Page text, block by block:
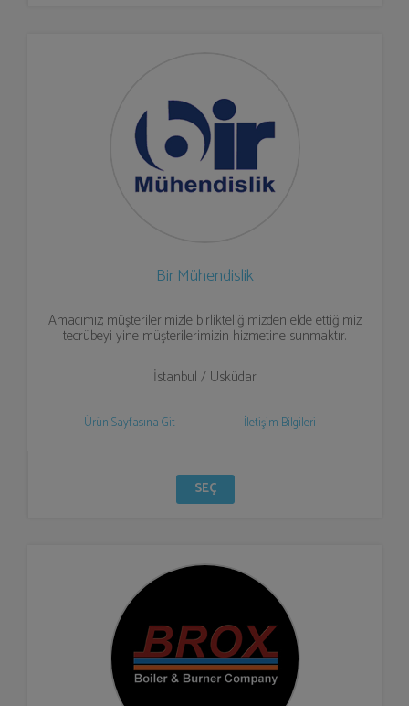
Bir Mühendislik
Amacımız; müşterilerimizle birlikteliğimizden elde ettiğimiz
tecrübeyi yine müşterilerimizin hizmetine sunmaktır.
İstanbul / Üsküdar
Ürün Sayfasına Git İletişim Bilgileri
SEÇ